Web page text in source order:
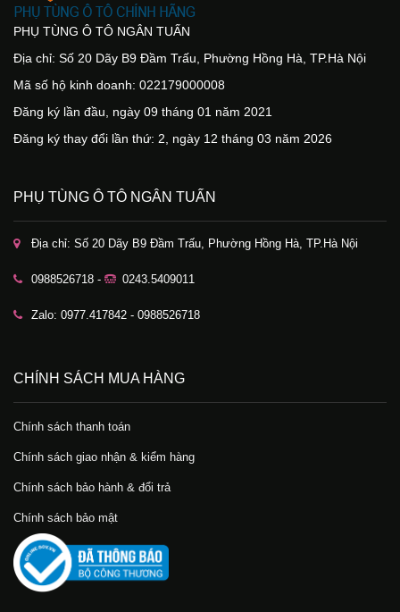
PHỤ TÙNG Ô TÔ NGÂN TUẤN
Địa chỉ: Số 20 Dãy B9 Đầm Trấu, Phường Hồng Hà, TP.Hà Nội
Mã số hộ kinh doanh: 022179000008
Đăng ký lần đầu, ngày 09 tháng 01 năm 2021
Đăng ký thay đổi lần thứ: 2, ngày 12 tháng 03 năm 2026
PHỤ TÙNG Ô TÔ NGÂN TUẤN
Địa chỉ: Số 20 Dãy B9 Đầm Trấu, Phường Hồng Hà, TP.Hà Nội
0988526718 - 0243.5409011
Zalo: 0977.417842 - 0988526718
CHÍNH SÁCH MUA HÀNG
Chính sách thanh toán
Chính sách giao nhận & kiểm hàng
Chính sách bảo hành & đổi trả
Chính sách bảo mật